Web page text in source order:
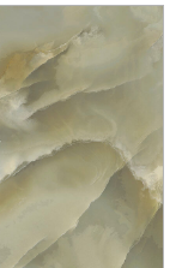
- Maxfine,
решениями в
Giada -
красоту
вашему
Размер
создать
без лишних